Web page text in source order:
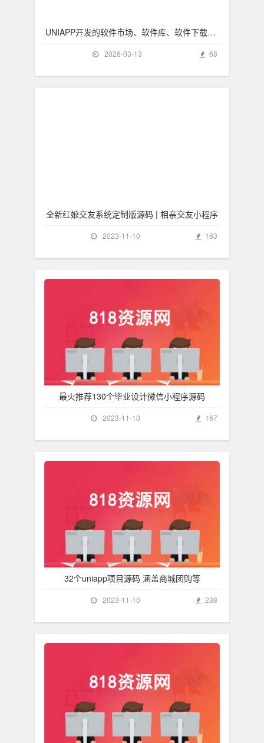
UNIAPP开发的软件市场、软件库、软件下载多端源
2026-03-13 68
全新红娘交友系统定制版源码 | 相亲交友小程序
2023-11-10 163
最火推荐130个毕业设计微信小程序源码
2023-11-10 167
32个uniapp项目源码 涵盖商城团购等
2023-11-10 238